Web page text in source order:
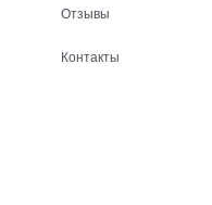
Отзывы
Контакты